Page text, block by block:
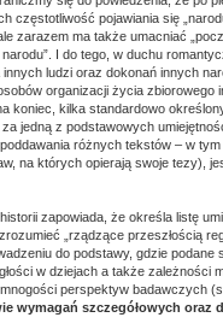
częstotliwość pojawiania się
zarazem ma także umacniać
narodu”. I do tego, w duchu
innych ludzi oraz dokonań innych
organizacji życia
koniec, kilka standardowo
jedną z podstawowych
różnych tekstów – w
na których opierają swoje tezy),
zapowiada, że określa listę
„rządzące przeszłością
do podstawy, gdzie
w dziejach a także zależności
perspektyw badawczych
wymagań szczegółowych oraz